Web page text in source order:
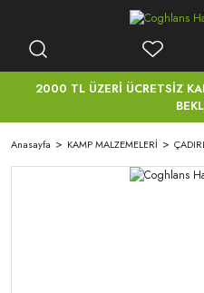
2000 TL ÜZERİ ÜCRETSİZ
Anasayfa KAMP MALZEMELERİ